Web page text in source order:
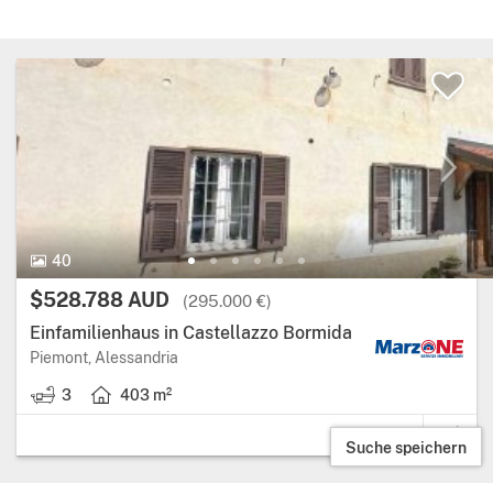
40
40 Bilder.
Preis:
$528.788 AUD (295.000 €)
Einfamilienhaus in Castellazzo Bormida
Piemont, Alessandria Region: Piemont, provinz: Alessandria.
3
3 badezimmer.403 m²
Wohnfläche: 403 Quadratmeter.
Suche speichern